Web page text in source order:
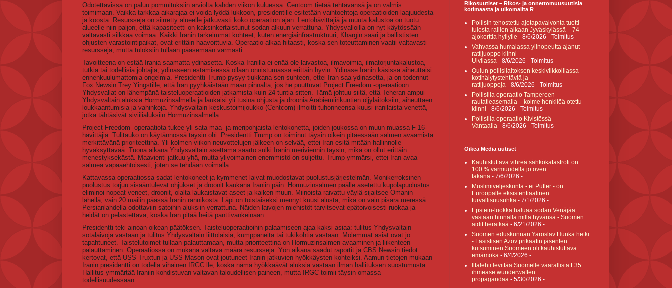
Odotettavissa on paluu pommituksiin arviolta kahden viikon kuluessa. Centcom tietää tehtävänsä ja on valmis
toimimaan. Vaikka tarkkaa aikarajaa ei voida lyödä lukkoon, presidentille esitetään vaihtoehtoja operaatioiden laajuudesta
ja koosta. Resursseja on siirretty alueelle jatkuvasti koko operaation ajan. Lentohävittäjiä ja muuta kalustoa on tuotu
alueelle niin paljon, että kapasiteetti on kaksinkertaistunut sodan alkuun verrattuna. Yhdysvalloilla on nyt käytössään
valtavasti silkkaa voimaa. Kaikki Iranin tärkeimmät kohteet, kuten energiainfrastruktuuri, Khargin saari ja ballististen
ohjusten varastointipaikat, ovat erittäin haavoittuvia. Operaatio alkaa hitaasti, koska sen toteuttaminen vaatii valtavasti
resursseja, mutta tuloksiin tullaan pääsemään varmasti.
Tavoitteena on estää Irania saamatta ydinasetta. Koska Iranilla ei enää ole laivastoa, ilmavoimia, ilmatorjuntakalustoa,
tutkia tai todellisia johtajia, ydinaseen estämisessä ollaan onnistumassa erittäin hyvin. Ydinase Iranin käsissä aiheuttaisi
ennenkuulumattomia ongelmia. Presidentti Trump pysyy tiukkana sen suhteen, ettei Iran saa ydinasetta, ja on todennut
Fox Newsin Trey Yingstille, että Iran pyyhkäistään maan pinnalta, jos he puuttuvat Project Freedom -operaatioon.
Yhdysvallat on lähempänä taisteluoperaatioiden jatkamista kuin 24 tuntia sitten. Tämä johtuu siitä, että Teheran ampui
Yhdysvaltain aluksia Hormuzinsalmella ja laukaisi yli tusina ohjusta ja droonia Arabiemiirikuntien öljylaitoksiin, aiheuttaen
loukkaantumisia ja vahinkoja. Yhdysvaltain keskustoimijoukko (Centcom) ilmoitti tuhonneensa kuusi iranilaista venettä,
jotka tähtäsivät siviilialuksiin Hormuzinsalmella.
Project Freedom -operaatiota tukee yli sata maa- ja meripohjaista lentokonetta, joiden joukossa on muun muassa F-16-
hävittäjiä. Tulitauko on käytännössä täysin ohi. Presidentti Trump on toiminut täysin oikein pitäessään salmen avaamista
merkittävänä prioriteettina. Yli kolmen viikon neuvottelujen jälkeen on selvää, ettei Iran esitä mitään hallinnolle
hyväksyttävää. Tuona aikana Yhdysvaltain asettama saarto sulki Iranin meriviennin täysin, mikä on ollut erittäin
menestyksekästä. Maavienti jatkuu yhä, mutta ylivoimainen enemmistö on suljettu. Trump ymmärsi, ettei Iran avaa
salmea vapaaehtoisesti, joten se tehdään voimalla.
Kattavassa operaatiossa sadat lentokoneet ja kymmenet laivat muodostavat puolustusjärjestelmän. Monikerroksinen
puolustus torjuu sisääntulevat ohjukset ja droonit kaukana Iraniin päin. Hormuzinsalmen päälle asetettu kupolapuolustus
eliminoi nopeat veneet, droonit, olalta laukaistavat aseet ja kaiken muun. Miinoista raivattu väylä sijaitsee Omanin
lähellä, vain 20 mailin päässä Iranin rannikosta. Läpi on toistaiseksi mennyt kuusi alusta, mikä on vain pisara meressä
Persianlahdella odottaviin satoihin aluksiin verrattuna. Näiden laivojen miehistöt tarvitsevat epätoivoisesti ruokaa ja
heidät on pelastettava, koska Iran pitää heitä panttivankeinaan.
Presidentti teki ainoan oikean päätöksen. Taisteluoperaatioihin palaamiseen ajaa kaksi asiaa: tulitus Yhdysvaltain
sotalaivoja vastaan ja tulitus Yhdysvaltain liittolaisia, kumppaneita tai tukikohtia vastaan. Molemmat asiat ovat jo
tapahtuneet. Taistelutoimet tullaan palauttamaan, mutta prioriteettina on Hormuzinsalmen avaaminen ja liikenteen
palauttaminen. Operaatiossa on mukana valtava määrä resursseja. Yön aikana saadut raportit ja CBS Newsin tiedot
kertovat, että USS Truxtun ja USS Mason ovat joutuneet Iranin jatkuvien hyökkäysten kohteiksi. Aamun tietojen mukaan
Iranin presidentti on todella vihainen IRGC:lle, koska nämä hyökkäävät aluksia vastaan ilman hallituksen suostumusta.
Hallitus ymmärtää Iraniin kohdistuvan valtavan taloudellisen paineen, mutta IRGC toimii täysin omassa
todellisuudessaan.
Rikosuutiset – Rikos- ja onnettomuusuutisia
kotimaasta ja ulkomailta R
Poliisin tehostettu ajotapavalvonta tuotti
tulosta rallien aikaan Jyväskylässä – 74
ajokorttia hyllylle - 8/6/2026 - Toimitus
Vahvassa humalassa ylinopeutta ajanut
rattijuoppo kiinni
Ulvilassa - 8/6/2026 - Toimitus
Oulun poliisilaitoksen keskiviikkoillassa
kotihälytystehtäviä ja
rattijuoppoja - 8/6/2026 - Toimitus
Poliisilla operaatio Tampereen
rautatieasemalla – kolme henkilöä otettu
kiinni - 8/6/2026 - Toimitus
Poliisilla operaatio Kivistössä
Vantaalla - 8/6/2026 - Toimitus
Oikea Media uutiset
Kauhistuttava vihreä sähkökatastrofi on
100 % varmuudella jo oven
takana - 7/6/2026 -
Muslimiveljeskunta - ei Putler - on
Euroopalle eksistentiaalinen
turvallisuusuhka - 7/1/2026 -
Epstein-luokka haluaa sodan Venäjää
vastaan hinnalla millä hyvänsä - Suomen
äidit herätkää - 6/21/2026 -
Suomen eduskunnan Yaroslav Hunka hetki
- Fasistisen Azov prikaatin jäsenten
kutsuminen Suomeen oli kauhistuttava
emämoka - 6/4/2026 -
Iltalehti levittää Suomelle vaarallista F35
ihmease wunderwaffen
propagandaa - 5/30/2026 -